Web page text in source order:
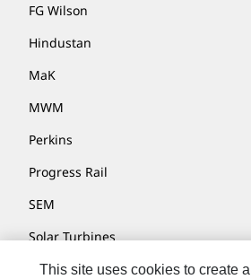
FG Wilson
Hindustan
MaK
MWM
Perkins
Progress Rail
SEM
Solar Turbines
SPM Oil & Gas
This site uses cookies to create